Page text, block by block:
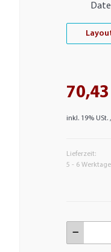
inkl. 19% USt.
Lieferzeit:
5 - 6 Werktage